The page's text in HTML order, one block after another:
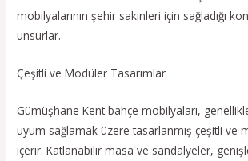
mobilyalarının şehir sakinleri için sağladığı
unsurlar.
Çeşitli ve Modüler Tasarımlar
Gümüşhane Kent bahçe mobilyaları, genellikle
uyum sağlamak üzere tasarlanmış çeşitli ve
içerir. Katlanabilir masa ve sandalyeler,